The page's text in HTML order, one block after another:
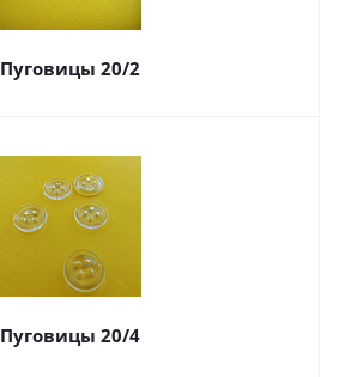
Пуговицы 20/2
Пуговицы 20/4